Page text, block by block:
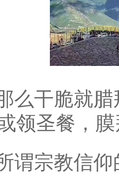
么干脆就
领圣餐，
谓宗教信